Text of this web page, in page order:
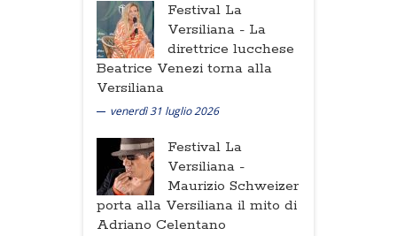
Festival La
Versiliana - La
direttrice lucchese
Beatrice Venezi torna alla
Versiliana
venerdì 31 luglio 2026
Festival La
Versiliana -
Maurizio Schweizer
porta alla Versiliana il mito di
Adriano Celentano